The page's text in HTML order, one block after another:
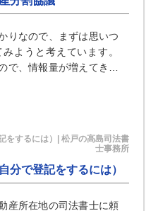
りなので、まずは思いつ
ようと考えています。
で、情報量が増えてきた
をするには）| 松戸の高島司法書
士事務所
分で登記をするには）
産所在地の司法書士に頼